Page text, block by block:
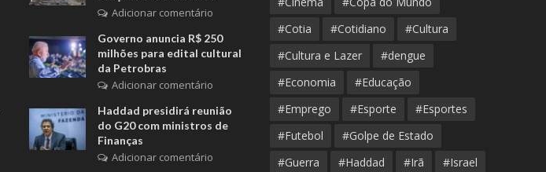
Adicionar comentário
Governo anuncia R$ 250
milhões para edital cultural
da Petrobras
Adicionar comentário
Haddad presidirá reunião
do G20 com ministros de
Finanças
Adicionar comentário
#Cotia
#Cotidiano
#Cultura
#Cultura e Lazer
#dengue
#Economia
#Educação
#Emprego
#Esporte
#Esportes
#Futebol
#Golpe de Estado
#Guerra
#Haddad #Irã
#Israel